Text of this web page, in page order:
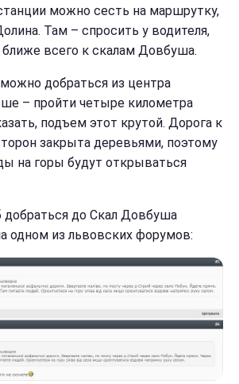
можно сесть на маршрутку,
Там – спросить у водителя,
ближе всего к скалам Довбуша.
добраться из центра
– пройти четыре километра
подъем этот крутой. Дорога к
закрыта деревьями, поэтому
на горы будут открываться
добраться до Скал Довбуша
одном из львовских форумов: